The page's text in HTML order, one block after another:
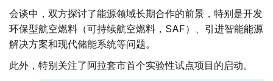
会谈中，双方探讨了能源领域长期合作的前景，特别是开发
环保型航空燃料（可持续航空燃料，SAF）、引进智能能源
解决方案和现代储能系统等问题。
此外，特别关注了阿拉套市首个实验性试点项目的启动。